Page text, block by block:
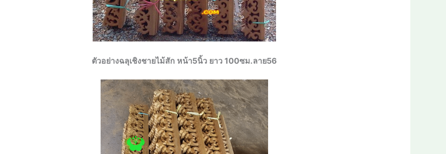
ตัวอย่างฉลุเชิงชายไม้สัก หน้า5นิ้ว ยาว 100ซม.ลาย56